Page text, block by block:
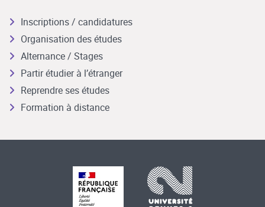
Inscriptions / candidatures
Organisation des études
Alternance / Stages
Partir étudier à l’étranger
Reprendre ses études
Formation à distance